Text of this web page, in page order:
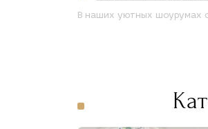
В наших уютных шоурумах